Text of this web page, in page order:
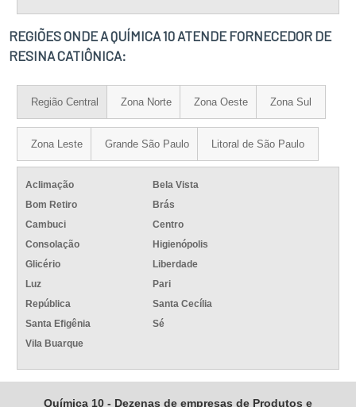
REGIÕES ONDE A QUÍMICA 10 ATENDE FORNECEDOR DE
RESINA CATIÔNICA:
Região Central Zona Norte Zona Oeste Zona Sul
Zona Leste Grande São Paulo Litoral de São Paulo
Aclimação
Bela Vista
Bom Retiro
Brás
Cambuci
Centro
Consolação
Higienópolis
Glicério
Liberdade
Luz
Pari
República
Santa Cecília
Santa Efigênia
Sé
Vila Buarque
Química 10 - Dezenas de empresas de Produtos e